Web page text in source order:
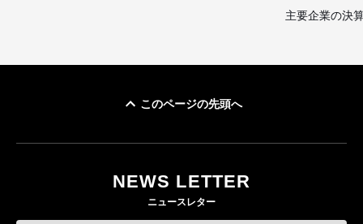
主要企業の決
このページの先頭へ
NEWS LETTER
ニュースレター